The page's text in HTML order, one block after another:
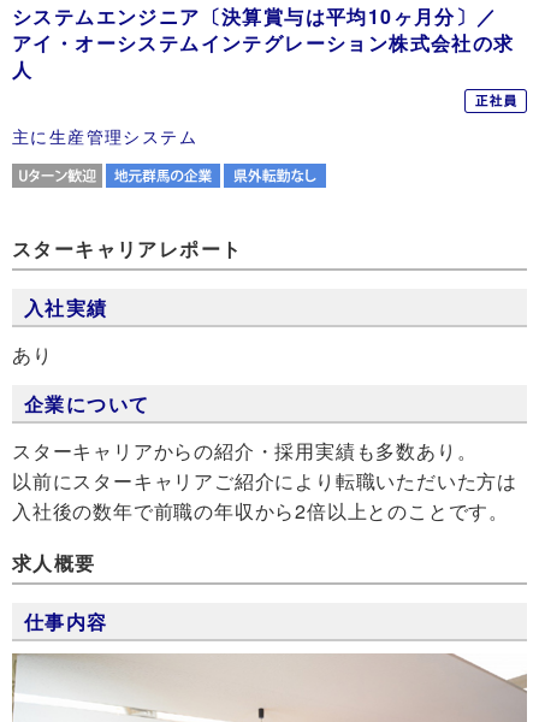
システムエンジニア〔決算賞与は平均10ヶ月分〕／
アイ・オーシステムインテグレーション株式会社の求
人
主に生産管理システム
Uターン歓迎 地元群馬の企業
スターキャリアレポート
入社実績
あり
企業について
スターキャリアからの紹介・採用実績も多数あり。
以前にスターキャリアご紹介により転職いただいた方は
入社後の数年で前職の年収から2倍以上とのことです。
求人概要
仕事内容